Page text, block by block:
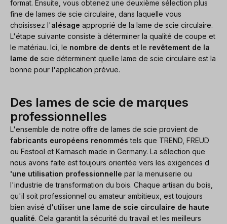
format. Ensuite, vous obtenez une deuxième sélection plus
fine de lames de scie circulaire, dans laquelle vous
choisissez l'alésage approprié de la lame de scie circulaire.
L'étape suivante consiste à déterminer la qualité de coupe et
le matériau. Ici, le nombre de dents et le revêtement de la
lame de scie déterminent quelle lame de scie circulaire est la
bonne pour l'application prévue.
Des lames de scie de marques
professionnelles
L'ensemble de notre offre de lames de scie provient de
fabricants européens renommés tels que TREND, FREUD
ou Festool et Karnasch made in Germany. La sélection que
nous avons faite est toujours orientée vers les exigences d
'une utilisation professionnelle par la menuiserie ou
l'industrie de transformation du bois. Chaque artisan du bois,
qu'il soit professionnel ou amateur ambitieux, est toujours
bien avisé d'utiliser une lame de scie circulaire de haute
qualité. Cela garantit la sécurité du travail et les meilleurs